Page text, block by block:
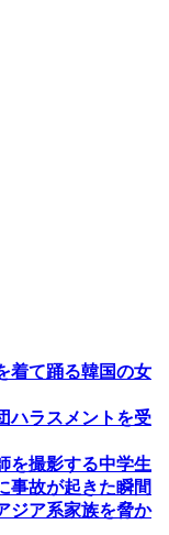
着て踊る韓国の女
ハラスメントを受
を撮影する中学生
事故が起きた瞬間
ジア系家族を脅か